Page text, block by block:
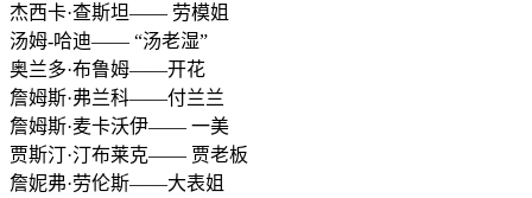
杰西卡·查斯坦—— 劳模姐
汤姆-哈迪—— “汤老湿”
奥兰多·布鲁姆——开花
詹姆斯·弗兰科——付兰兰
詹姆斯·麦卡沃伊—— 一美
贾斯汀·汀布莱克—— 贾老板
詹妮弗·劳伦斯——大表姐